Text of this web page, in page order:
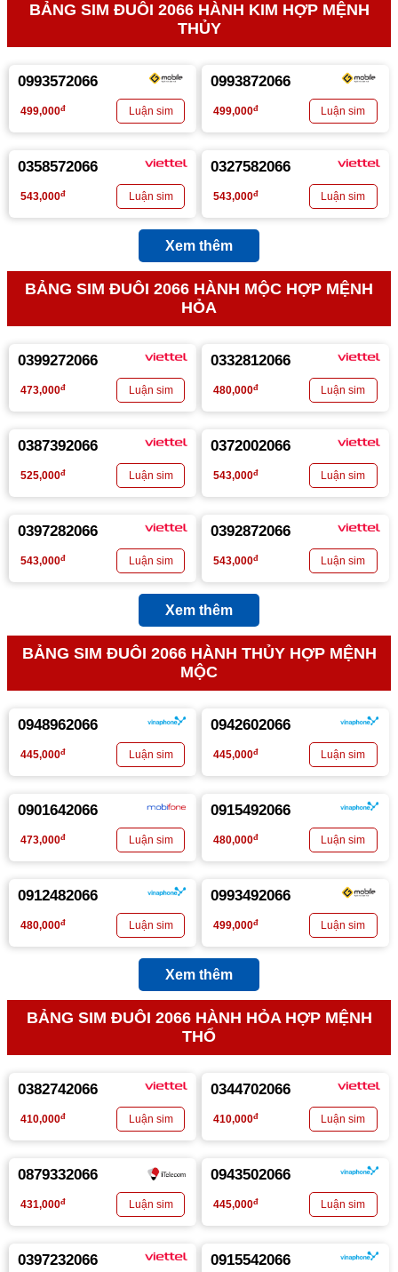
BẢNG SIM ĐUÔI 2066 HÀNH KIM HỢP MỆNH
THỦY
0993572066
499,000đ
0993872066
499,000đ
0358572066
543,000đ
0327582066
543,000đ
Xem thêm
BẢNG SIM ĐUÔI 2066 HÀNH MỘC HỢP MỆNH
HỎA
0399272066
473,000đ
0332812066
480,000đ
0387392066
525,000đ
0372002066
543,000đ
0397282066
543,000đ
0392872066
543,000đ
Xem thêm
BẢNG SIM ĐUÔI 2066 HÀNH THỦY HỢP MỆNH
MỘC
0948962066
445,000đ
0942602066
445,000đ
0901642066
473,000đ
0915492066
480,000đ
0912482066
480,000đ
0993492066
499,000đ
Xem thêm
BẢNG SIM ĐUÔI 2066 HÀNH HỎA HỢP MỆNH
THỔ
0382742066
410,000đ
0344702066
410,000đ
0879332066
431,000đ
0943502066
445,000đ
0397232066 0915542066